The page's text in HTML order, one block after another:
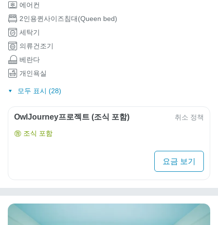
에어컨
2인용퀸사이즈침대(Queen bed)
세탁기
의류건조기
베란다
개인욕실
모두 표시 (28)
OwlJourney프로젝트 (조식 포함) 취소 정책
조식 포함
요금 보기